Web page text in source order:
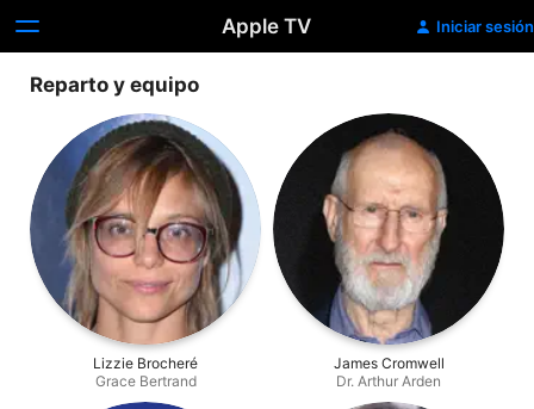
Apple TV Iniciar sesión
Reparto y equipo
Lizzie Brocheré
Grace Bertrand
James Cromwell
Dr. Arthur Arden